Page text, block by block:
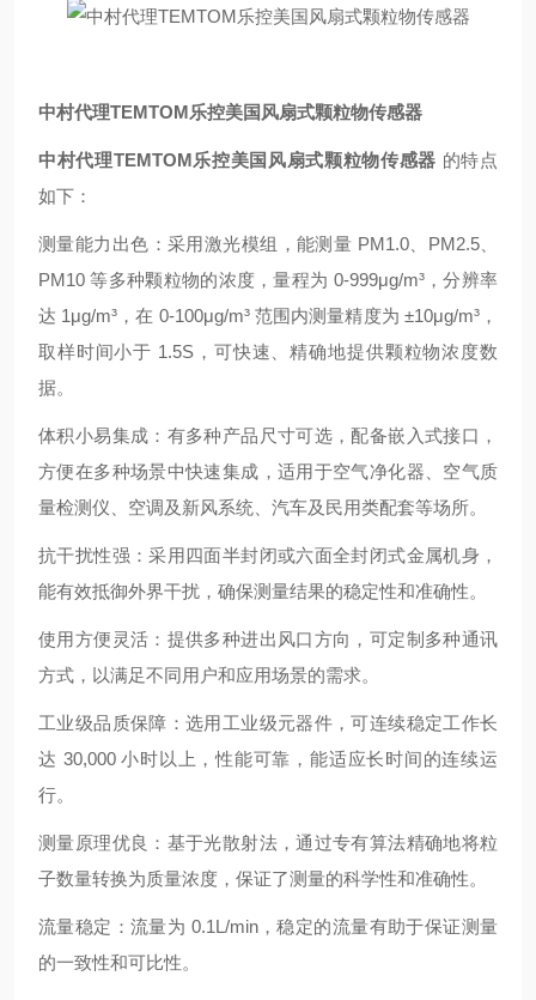
中村代理TEMTOM乐控美国风扇式颗粒物传感器
中村代理TEMTOM乐控美国风扇式颗粒物传感器 的特点
如下：
测量能力出色：采用激光模组，能测量 PM1.0、PM2.5、
PM10 等多种颗粒物的浓度，量程为 0-999μg/m³，分辨率
达 1μg/m³，在 0-100μg/m³ 范围内测量精度为 ±10μg/m³，
取样时间小于 1.5S，可快速、精确地提供颗粒物浓度数
据。
体积小易集成：有多种产品尺寸可选，配备嵌入式接口，
方便在多种场景中快速集成，适用于空气净化器、空气质
量检测仪、空调及新风系统、汽车及民用类配套等场所。
抗干扰性强：采用四面半封闭或六面全封闭式金属机身，
能有效抵御外界干扰，确保测量结果的稳定性和准确性。
使用方便灵活：提供多种进出风口方向，可定制多种通讯
方式，以满足不同用户和应用场景的需求。
工业级品质保障：选用工业级元器件，可连续稳定工作长
达 30,000 小时以上，性能可靠，能适应长时间的连续运
行。
测量原理优良：基于光散射法，通过专有算法精确地将粒
子数量转换为质量浓度，保证了测量的科学性和准确性。
流量稳定：流量为 0.1L/min，稳定的流量有助于保证测量
的一致性和可比性。